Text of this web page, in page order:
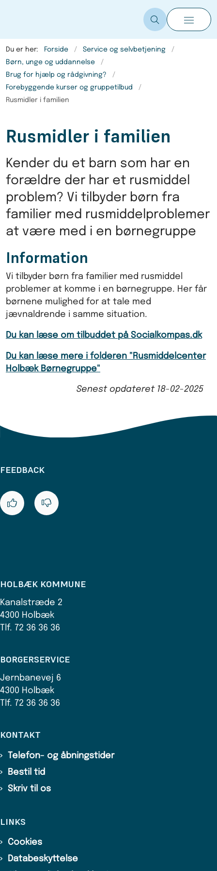
Du er her: Forside
Service og selvbetjening
Børn, unge og uddannelse
Brug for hjælp og rådgivning?
Forebyggende kurser og gruppetilbud
Rusmidler i familien
Rusmidler i familien
Kender du et barn som har en
forældre der har et rusmiddel
problem? Vi tilbyder børn fra
familier med rusmiddelproblemer
at være med i en børnegruppe
Information
Vi tilbyder børn fra familier med rusmiddel
problemer at komme i en børnegruppe. Her får
børnene mulighed for at tale med
jævnaldrende i samme situation.
Du kan læse om tilbuddet på Socialkompas.dk
Du kan læse mere i folderen "Rusmiddelcenter
Holbæk Børnegruppe"
Senest opdateret 18-02-2025
FEEDBACK
HOLBÆK KOMMUNE
Kanalstræde 2
4300 Holbæk
Tlf. 72 36 36 36
BORGERSERVICE
Jernbanevej 6
4300 Holbæk
Tlf. 72 36 36 36
KONTAKT
Telefon- og åbningstider
Bestil tid
Skriv til os
LINKS
Cookies
Databeskyttelse